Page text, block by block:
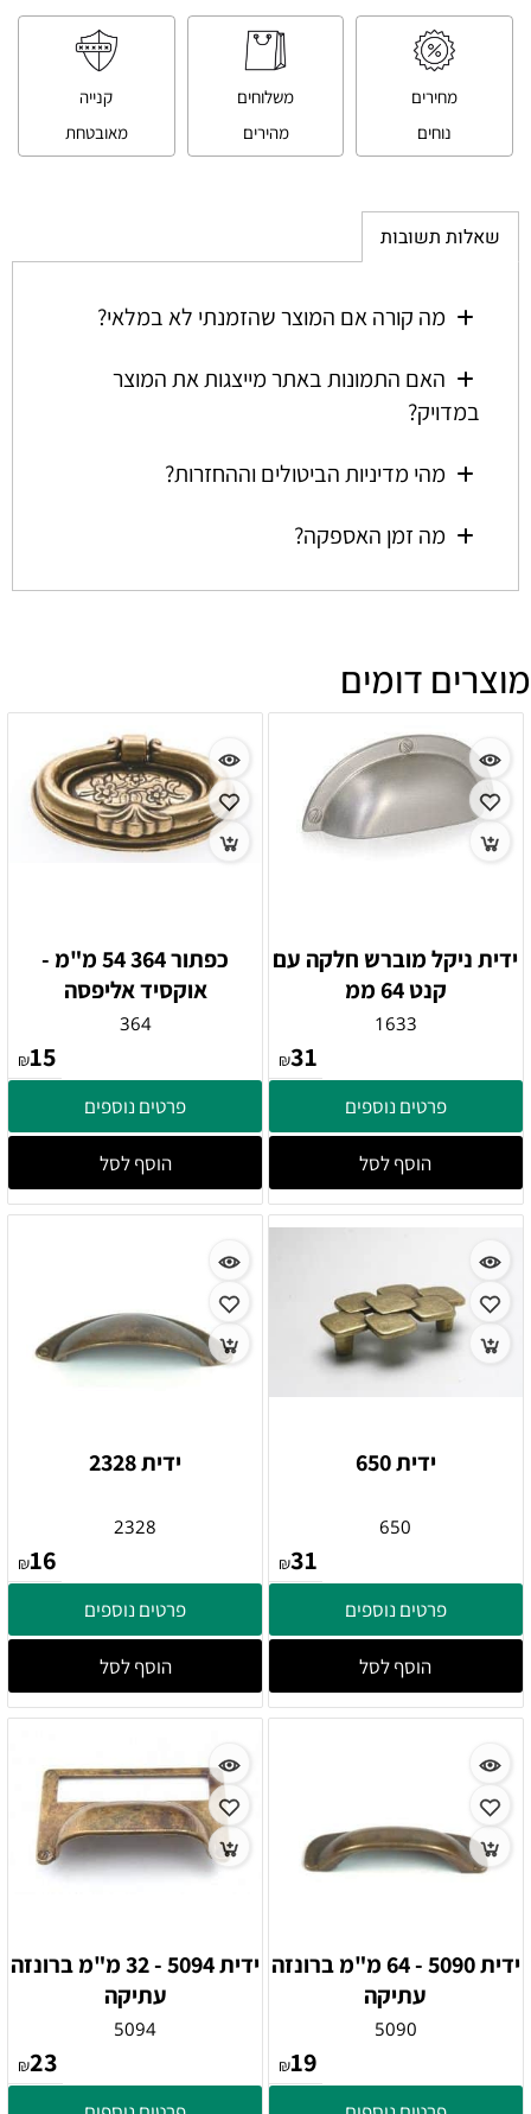
מחירים
נוחים
משלוחים
מהירים
קנייה
מאובטחת
שאלות תשובות
מה קורה אם המוצר שהזמנתי לא במלאי?
האם התמונות באתר מייצגות את המוצר
במדויק?
מהי מדיניות הביטולים וההחזרות?
מה זמן האספקה?
מוצרים דומים
ידית ניקל מוברש חלקה עם
קנט 64 ממ
1633
₪31
פרטים נוספים
הוסף לסל
כפתור 364 54 מ"מ -
אוקסיד אליפסה
364
₪15
פרטים נוספים
הוסף לסל
ידית 650
650
₪31
פרטים נוספים
הוסף לסל
ידית 2328
2328
₪16
פרטים נוספים
הוסף לסל
ידית 5090 - 64 מ"מ ברונזה
עתיקה
5090
₪19
ידית 5094 - 32 מ"מ ברונזה
עתיקה
5094
₪23